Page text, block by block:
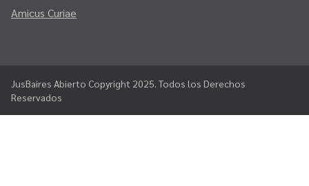
Amicus Curiae
JusBaires Abierto Copyright 2025. Todos los Derechos
Reservados